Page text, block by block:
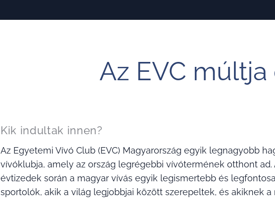
Az EVC
Kik indultak innen?
Az Egyetemi Vívó Club (EVC) Magyarország egyik legnagyobb
vívóklubja, amely az ország legrégebbi vívótermének otthont
évtizedek során a magyar vívás egyik legismertebb és
sportolók, akik a világ legjobbjai között szerepeltek, és akiknek